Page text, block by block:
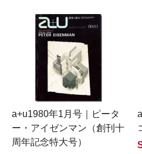
a+u1980年1月号｜ピータ
ー・アイゼンマン（創刊十
周年記念特大号）